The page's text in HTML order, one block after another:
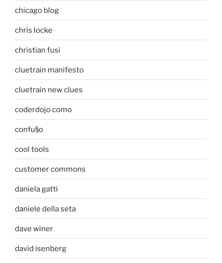
chicago blog
chris locke
christian fusi
cluetrain manifesto
cluetrain new clues
coderdojo como
confu§o
cool tools
customer commons
daniela gatti
daniele della seta
dave winer
david isenberg